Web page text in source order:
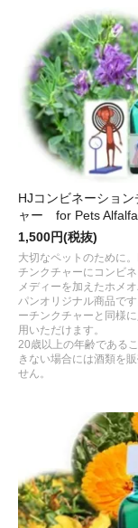
HJコンビネーション
ャー for Pets
1,500円(税抜)
大切なペットのために
チンクチャーにコンビ
メディーを加えたホメ
パンオリジナル商品で
ーチンクチャーと同様
用いただけます。
20歳以上の年齢である
きない場合には酒類を
せん。